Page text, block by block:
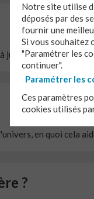
jusqu'où va la révolte
en quoi cela
?
Notre site utilise
déposés par des
fournir une
Si vous souhaitez
"Paramétrer les
continuer".
Paramétrer les
Ces paramètres
cookies utilisés